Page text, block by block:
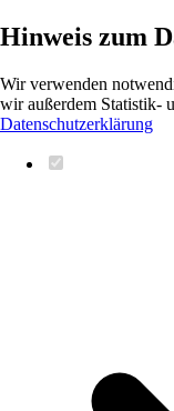
Hinweis zum
Wir verwenden
wir außerdem Statistik-
Datenschutzerklärung